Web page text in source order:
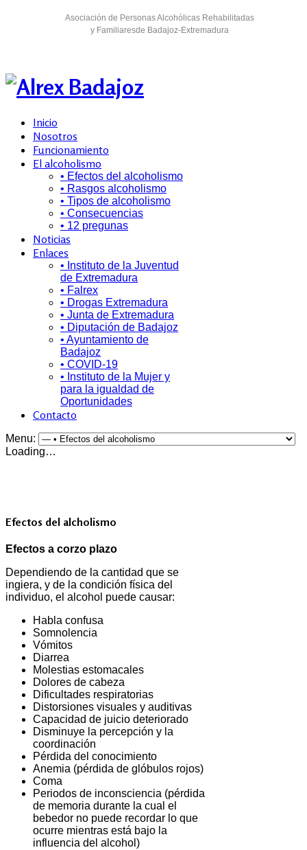
Asociación de Personas Alcohólicas Rehabilitadas
y Familiaresde Badajoz-Extremadura
Inicio
Nosotros
Funcionamiento
El alcoholismo
• Efectos del alcoholismo
• Rasgos alcoholismo
• Tipos de alcoholismo
• Consecuencias
• 12 pregunas
Noticias
Enlaces
• Instituto de la Juventud
de Extremadura
• Falrex
• Drogas Extremadura
• Junta de Extremadura
• Diputación de Badajoz
• Ayuntamiento de
Badajoz
• COVID-19
• Instituto de la Mujer y
para la igualdad de
Oportunidades
Contacto
Menu:
Loading…
Efectos del alcholismo
Efectos a corzo plazo
Dependiendo de la cantidad que se
ingiera, y de la condición física del
individuo, el alcohol puede causar:
Habla confusa
Somnolencia
Vómitos
Diarrea
Molestias estomacales
Dolores de cabeza
Dificultades respiratorias
Distorsiones visuales y auditivas
Capacidad de juicio deteriorado
Disminuye la percepción y la
coordinación
Pérdida del conocimiento
Anemia (pérdida de glóbulos rojos)
Coma
Periodos de inconsciencia (pérdida
de memoria durante la cual el
bebedor no puede recordar lo que
ocurre mientras está bajo la
influencia del alcohol)